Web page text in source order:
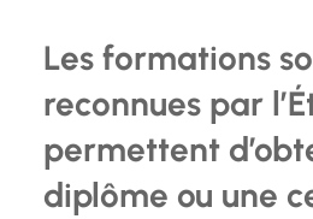
Les formations
reconnues par
permettent
diplôme ou une